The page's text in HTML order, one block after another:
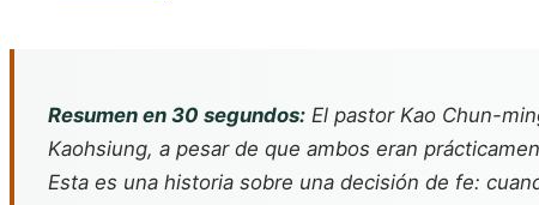
Resumen en 30 segundos: El pastor Kao Chun-
Kaohsiung, a pesar de que ambos eran
Esta es una historia sobre una decisión de fe: